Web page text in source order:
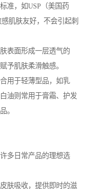
准，如USP（美国药
肌肤友好，不会引起刺
表面形成一层透气的
予肌肤柔滑触感。
用于轻薄型品，如乳
油则常用于膏霜、护发
。
多日常产品的理想选
肤吸收，提供即时的滋